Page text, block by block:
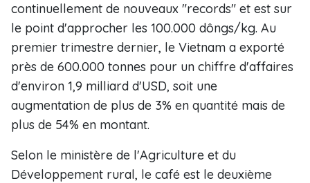
continuellement de nouveaux "records" et est sur
le point d'approcher les 100.000 dôngs/kg. Au
premier trimestre dernier, le Vietnam a exporté
près de 600.000 tonnes pour un chiffre d'affaires
d'environ 1,9 milliard d'USD, soit une
augmentation de plus de 3% en quantité mais de
plus de 54% en montant.
Selon le ministère de l'Agriculture et du
Développement rural, le café est le deuxième